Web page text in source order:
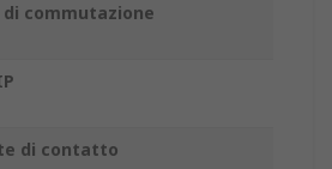
di commutazione
di contatto